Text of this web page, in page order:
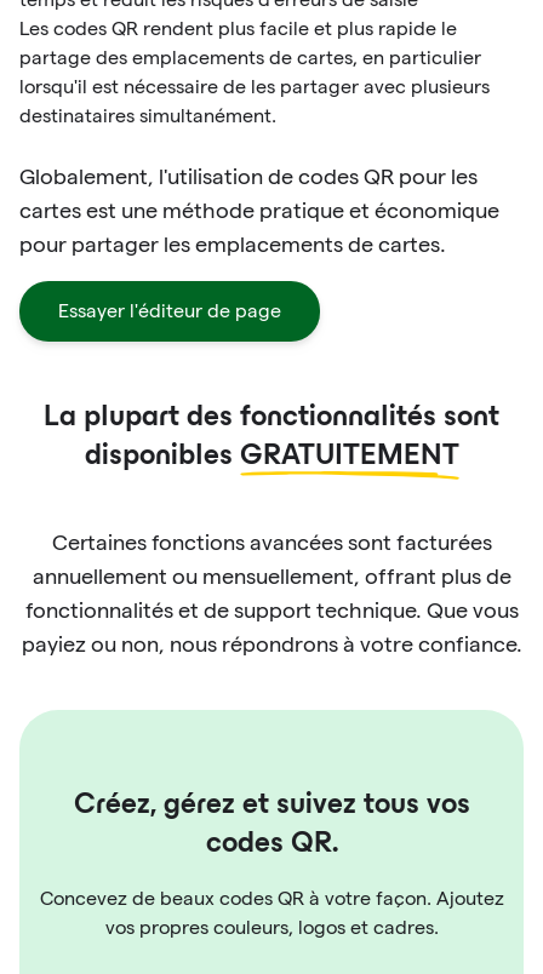
Les codes QR rendent plus facile et plus rapide le
partage des emplacements de cartes, en particulier
lorsqu'il est nécessaire de les partager avec plusieurs
destinataires simultanément.
Globalement, l'utilisation de codes QR pour les
cartes est une méthode pratique et économique
pour partager les emplacements de cartes.
Essayer l'éditeur de page
La plupart des fonctionnalités sont
disponibles GRATUITEMENT
Certaines fonctions avancées sont facturées
annuellement ou mensuellement, offrant plus de
fonctionnalités et de support technique. Que vous
payiez ou non, nous répondrons à votre confiance.
Créez, gérez et suivez tous vos
codes QR.
Concevez de beaux codes QR à votre façon. Ajoutez
vos propres couleurs, logos et cadres.